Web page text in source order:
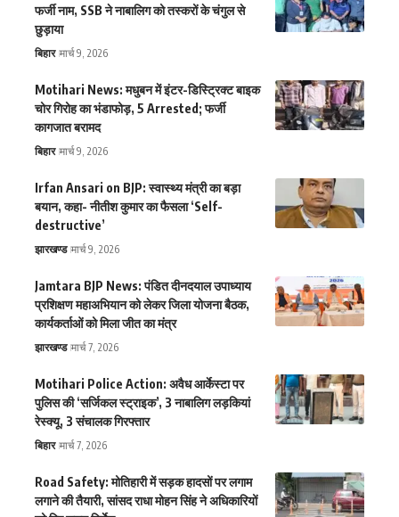
फर्जी नाम, SSB ने नाबालिग को तस्करों के चंगुल से
छुड़ाया
बिहार मार्च 9, 2026
Motihari News: मधुबन में इंटर-डिस्ट्रिक्ट बाइक
चोर गिरोह का भंडाफोड़, 5 Arrested; फर्जी
कागजात बरामद
बिहार मार्च 9, 2026
Irfan Ansari on BJP: स्वास्थ्य मंत्री का बड़ा
बयान, कहा- नीतीश कुमार का फैसला ‘Self-
destructive’
झारखण्ड मार्च 9, 2026
Jamtara BJP News: पंडित दीनदयाल उपाध्याय
प्रशिक्षण महाअभियान को लेकर जिला योजना बैठक,
कार्यकर्ताओं को मिला जीत का मंत्र
झारखण्ड मार्च 7, 2026
Motihari Police Action: अवैध आर्केस्टा पर
पुलिस की ‘सर्जिकल स्ट्राइक’, 3 नाबालिग लड़कियां
रेस्क्यू, 3 संचालक गिरफ्तार
बिहार मार्च 7, 2026
Road Safety: मोतिहारी में सड़क हादसों पर लगाम
लगाने की तैयारी, सांसद राधा मोहन सिंह ने अधिकारियों